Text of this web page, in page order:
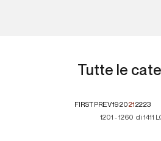
Tutte le
1201 - 1260 di 1411
FIRST PREV192021 2223